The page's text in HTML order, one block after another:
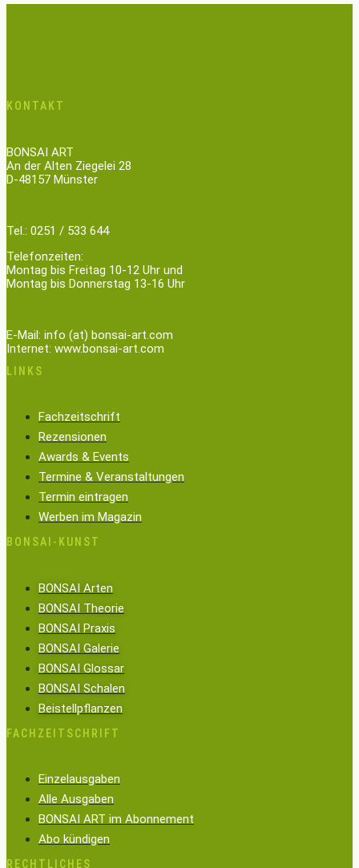
KONTAKT
BONSAI ART
An der Alten Ziegelei 28
D-48157 Münster
Tel.: 0251 / 533 644
Telefonzeiten:
Montag bis Freitag 10-12 Uhr und
Montag bis Donnerstag 13-16 Uhr
E-Mail: info (at) bonsai-art.com
Internet: www.bonsai-art.com
LINKS
Fachzeitschrift
Rezensionen
Awards & Events
Termine & Veranstaltungen
Termin eintragen
Werben im Magazin
BONSAI-KUNST
BONSAI Arten
BONSAI Theorie
BONSAI Praxis
BONSAI Galerie
BONSAI Glossar
BONSAI Schalen
Beistellpflanzen
FACHZEITSCHRIFT
Einzelausgaben
Alle Ausgaben
BONSAI ART im Abonnement
Abo kündigen
RECHTLICHES